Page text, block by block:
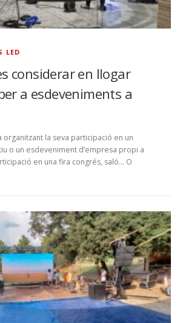
LED
considerar en llogar
a esdeveniments a
organitzant la seva participació en un
o un esdeveniment d’empresa propi a
en una fira congrés, saló… O